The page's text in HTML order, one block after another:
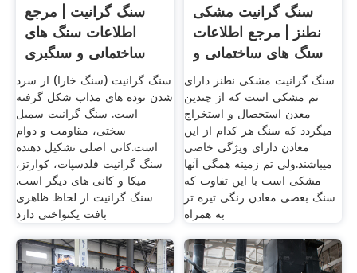
سنگ گرانیت | مرجع
اطلاعات سنگ های
ساختمانی و سنگبری
های
سنگ گرانیت (سنگ خارا) از سرد
شدن توده های مذاب شکل گرفته
است. سنگ گرانیت سمبل
سختی، مقاومت و دوام
است.کانی اصلی تشکیل دهنده
سنگ گرانیت فلدسپات، کوارتز،
میکا و کانی های دیگر است.
سنگ گرانیت از لحاظ ظاهری
بافت یکنواختی دارد
سنگ گرانیت مشکی
نطنز | مرجع اطلاعات
سنگ های ساختمانی و
سنگ گرانیت مشکی نطنز دارای
تم مشکی است که از چندین
معدن استحصال و استخراج
میگردد که سنگ هر کدام از این
معادن دارای ویژگی خاصی
میباشند.ولی تم زمینه همگی آنها
مشکی است با این تفاوت که
سنگ بعضی معادن رنگی تیره تر
به همراه